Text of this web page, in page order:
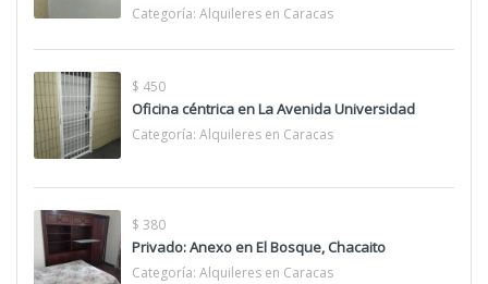
Categoría: Alquileres en Caracas
$ 450
Oficina céntrica en La Avenida Universidad
Categoría: Alquileres en Caracas
$ 380
Privado: Anexo en El Bosque, Chacaito
Categoría: Alquileres en Caracas